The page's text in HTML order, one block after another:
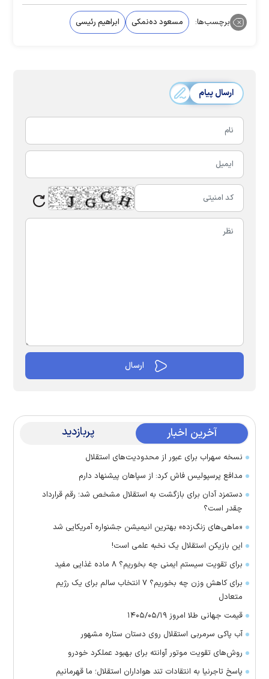
برچسب‌ها: مسعود ده‌نمکی ابراهیم رئیسی
ارسال پیام
آخرین اخبار پربازدید
نسخه سهراب برای عبور از محدودیت‌های استقلال
مدافع پرسپولیس فاش کرد: از سپاهان پیشنهاد دارم
دستمزد آدان برای بازگشت به استقلال مشخص شد؛ رقم قرارداد
چقدر است؟
«ماهی‌های زنگ‌زده» بهترین انیمیشن جشنواره آمریکایی شد
این بازیکن استقلال یک نخبه علمی است!
برای تقویت سیستم ایمنی چه بخوریم؟ ۸ ماده غذایی مفید
برای کاهش وزن چه بخوریم؟ ۷ انتخاب سالم برای یک رژیم
متعادل
قیمت جهانی طلا امروز ۱۴۰۵/۰۵/۱۹
آب پاکی سرمربی استقلال روی دستان ستاره مشهور
روش‌های تقویت موتور آوانته برای بهبود عملکرد خودرو
پاسخ تاجرنیا به انتقادات تند هواداران استقلال؛ ما قهرمانیم